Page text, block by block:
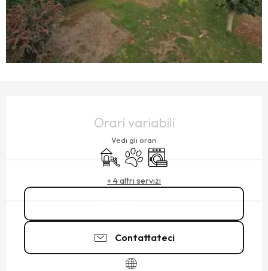
Orari variabili
Vedi gli orari
Giochi per bambini / Area giochi
Animali ammessi
Lavatrice
+ 4 altri servizi
Contattateci